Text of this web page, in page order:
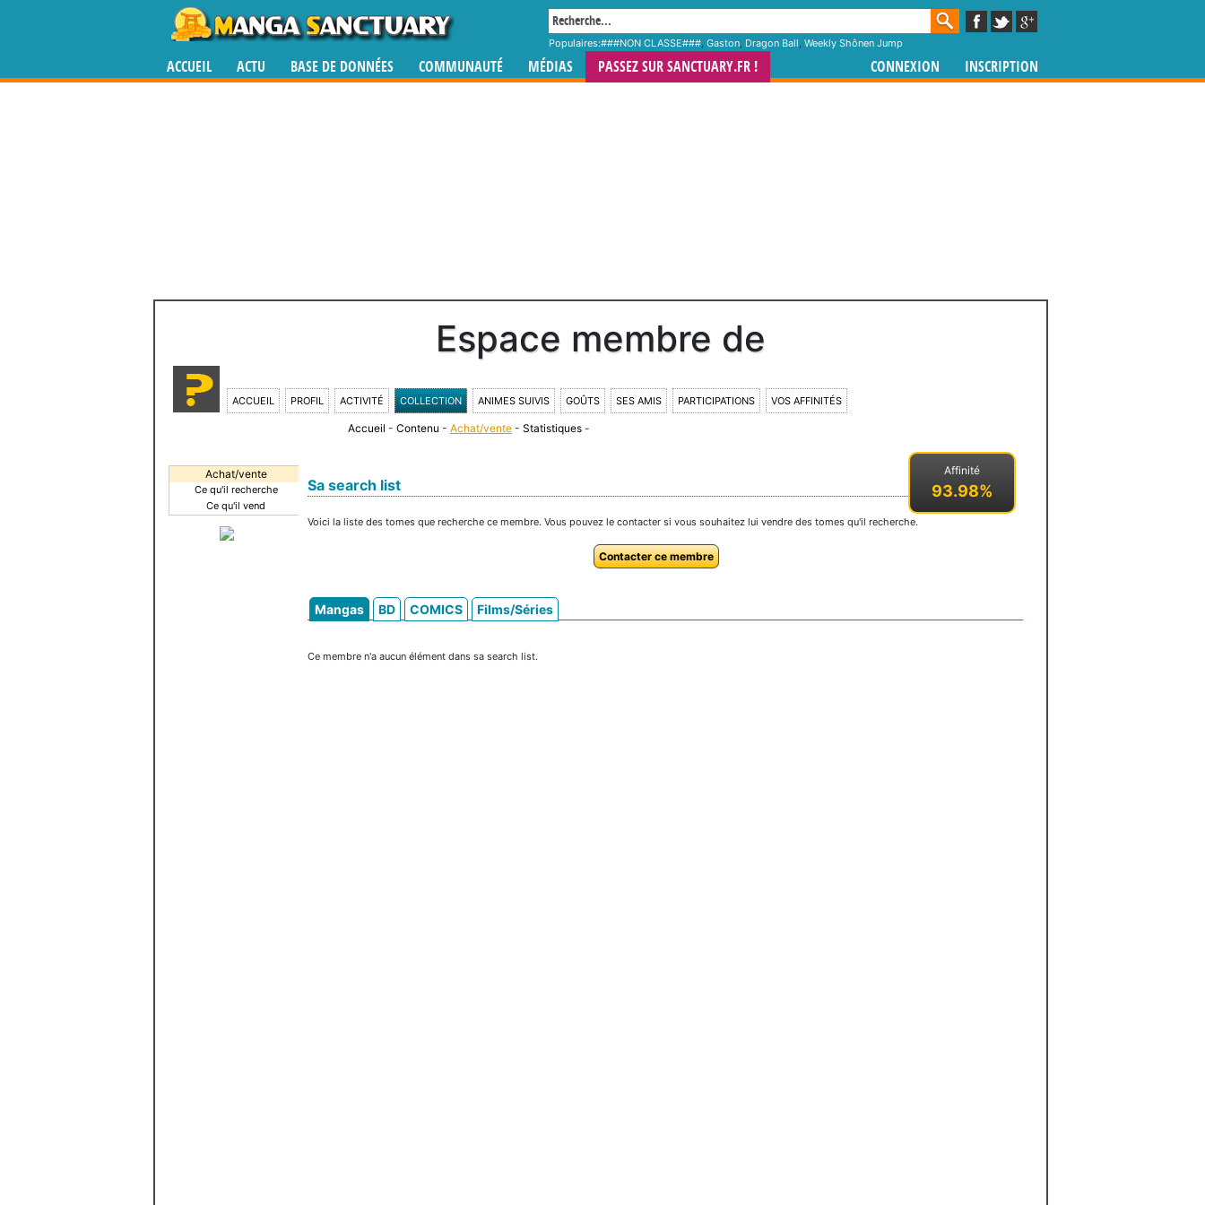
Populaires:###NON CLASSE###, Gaston, Dragon Ball, Weekly Shônen Jump
ACCUEIL ACTU BASE DE DONNÉES COMMUNAUTÉ MÉDIAS PASSEZ SUR SANCTUARY.FR ! CONNEXION INSCRIPTION
Espace membre de
ACCUEIL PROFIL ACTIVITÉ COLLECTION ANIMES SUIVIS GOÛTS SES AMIS PARTICIPATIONS VOS AFFINITÉS
Affinité
93.98%
Accueil - Contenu - Achat/vente - Statistiques -
Achat/vente
Ce qu'il recherche
Ce qu'il vend
Sa search list
Voici la liste des tomes que recherche ce membre. Vous pouvez le contacter si vous souhaitez lui vendre des tomes qu'il recherche.
Contacter ce membre
Mangas BD COMICS Films/Séries
Ce membre n'a aucun élément dans sa search list.